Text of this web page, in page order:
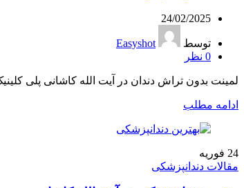
24/02/2025
توسط
Easyshot
0 نظر
لمینت بدون تراش دندان در آیت الله کاشانی پلی
ادامه مطلب
24 فوریه
مقالات دندانپزشکی